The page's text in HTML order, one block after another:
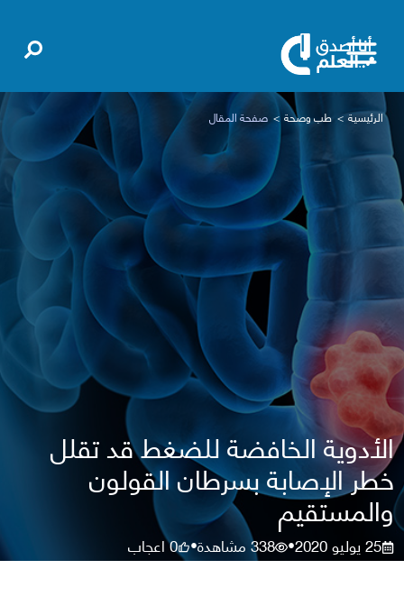
الرئيسية طب وصحة صفحة المقال
الأدوية الخافضة للضغط قد تقلل
خطر الإصابة بسرطان القولون
والمستقيم
25 يوليو 2020 •
338مشاهدة•
0اعجاب